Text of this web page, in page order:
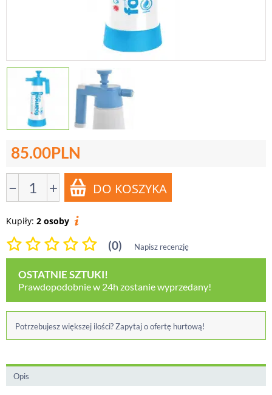
85.00PLN
− +
Kupiły: 2 osoby
(0) Napisz recenzję
OSTATNIE SZTUKI!
Prawdopodobnie w 24h zostanie wyprzedany!
Potrzebujesz większej ilości? Zapytaj o ofertę hurtową!
Opis